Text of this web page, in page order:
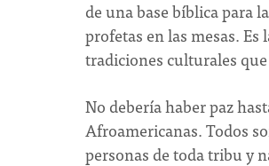
de una base bíblica para
profetas en las mesas.
tradiciones culturales
No debería haber paz
Afroamericanas. Todos
personas de toda tribu y